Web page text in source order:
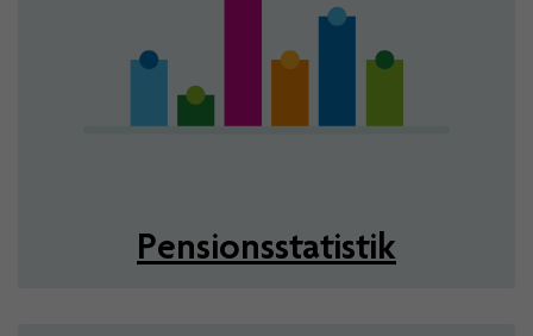
Pensionsstatistik